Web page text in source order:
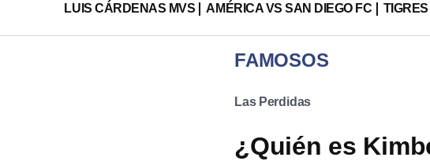
LUIS CÁRDENAS MVS AMÉRICA VS SAN DIEGO FC
FAMOSOS
Las Perdidas
¿Quién es